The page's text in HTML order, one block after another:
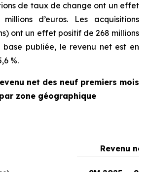
de taux de change ont un effet
d’euros. Les acquisitions
ont un effet positif de 268 millions
base publiée, le revenu net est en
%.
net des neuf premiers mois
zone géographique
Revenu net